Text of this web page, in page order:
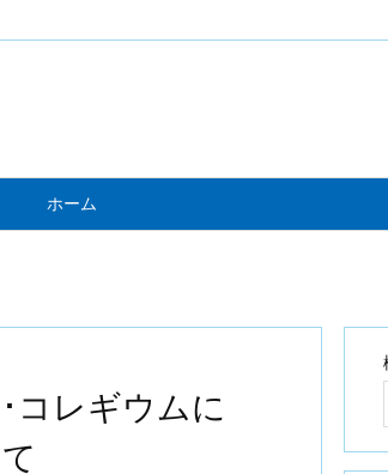
ホーム
コレギウムに